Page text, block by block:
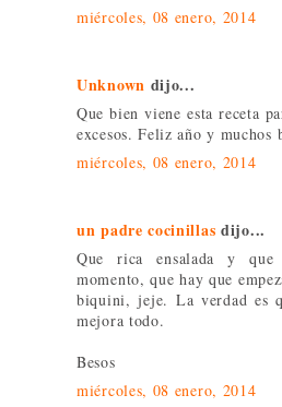
miércoles, 08 enero, 2014
Unknown dijo...
Que bien viene esta receta
excesos. Feliz año y muchos
miércoles, 08 enero, 2014
un padre cocinillas dijo...
Que rica ensalada y
momento, que hay que
biquini, jeje. La verdad es
mejora todo.
Besos
miércoles, 08 enero, 2014